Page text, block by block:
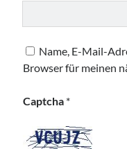
Name, E-Mail-
Browser für meinen
Captcha *